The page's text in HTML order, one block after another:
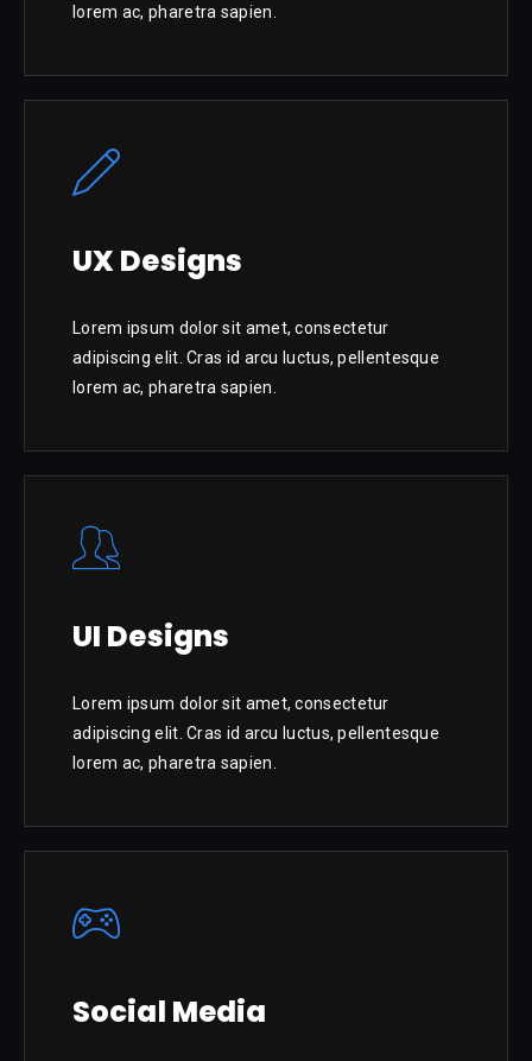
lorem ac, pharetra sapien.
UX Designs
Lorem ipsum dolor sit amet, consectetur
adipiscing elit. Cras id arcu luctus, pellentesque
lorem ac, pharetra sapien.
UI Designs
Lorem ipsum dolor sit amet, consectetur
adipiscing elit. Cras id arcu luctus, pellentesque
lorem ac, pharetra sapien.
Social Media